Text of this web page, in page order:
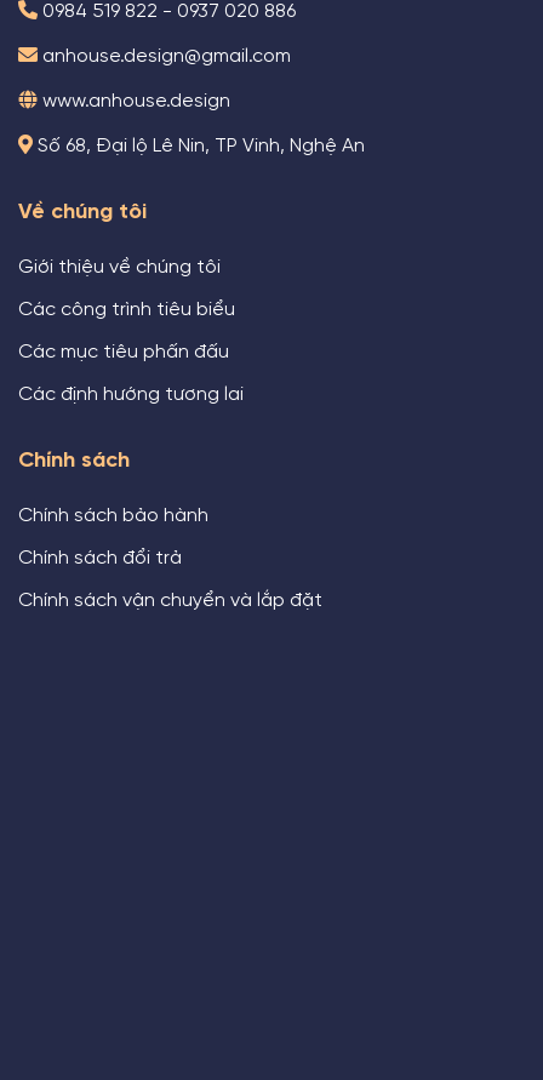
0984 519 822 - 0937 020 886
anhouse.design@gmail.com
www.anhouse.design
Số 68, Đại lộ Lê Nin, TP Vinh, Nghệ An
Về chúng tôi
Giới thiệu về chúng tôi
Các công trình tiêu biểu
Các mục tiêu phấn đấu
Các định hướng tương lai
Chính sách
Chính sách bảo hành
Chính sách đổi trả
Chính sách vận chuyển và lắp đặt